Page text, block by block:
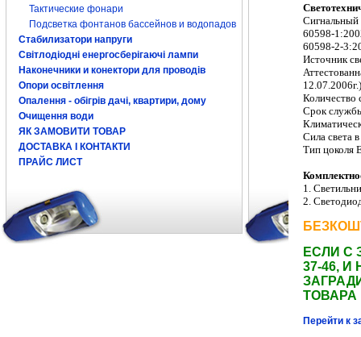
Тактические фонари
Подсветка фонтанов бассейнов и водопадов
Стабилизатори напруги
Світлодіодні енергосберігаючі лампи
Наконечники и конектори для проводів
Опори освітлення
Опалення - обігрів дачі, квартири, дому
Очищення води
ЯК ЗАМОВИТИ ТОВАР
ДОСТАВКА І КОНТАКТИ
ПРАЙС ЛИСТ
Сигнальный
60598-
60598-2-
Источник
12.07.2006г.)
Количество
Срок
Сила света
Тип цоколя
1.
2. С
ЕСЛИ С
37-46,
ТОВАРА
Перейти к